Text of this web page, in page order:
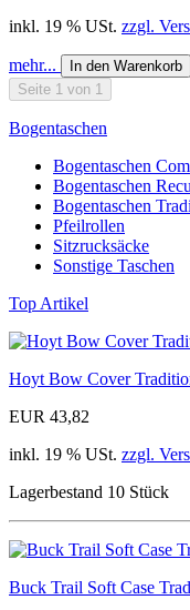
inkl. 19 % USt. zzgl.
mehr...
In den Warenkorb
Seite 1 von 1
Bogentaschen
Bogentaschen
Bogentaschen
Bogentaschen
Pfeilrollen
Sitzrucksäcke
Sonstige Taschen
Top Artikel
Hoyt Bow Cover
EUR 43,82
inkl. 19 % USt. zzgl.
Lagerbestand 10 Stück
Buck Trail Soft Case